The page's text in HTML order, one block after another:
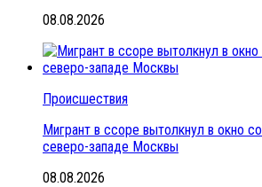
08.08.2026
Происшествия
Мигрант в ссоре вытолкнул в окно
северо-западе Москвы
08.08.2026